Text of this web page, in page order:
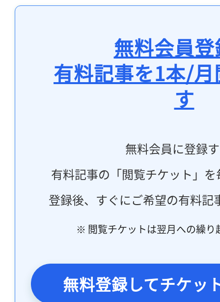
無料会員
有料記事を1本/
す
無料会員に登録
有料記事の「閲覧チケット」
登録後、すぐにご希望の有料記
※ 閲覧チケットは翌月への繰り
無料登録してチケッ